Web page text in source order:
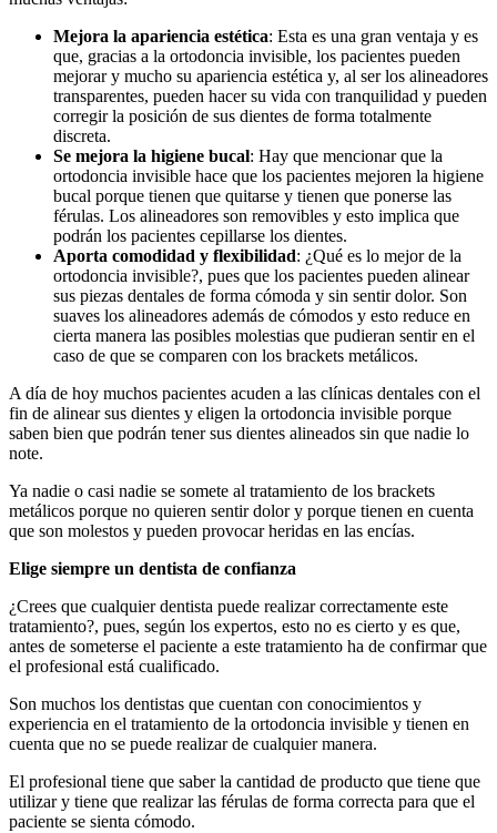
Mejora la apariencia estética: Esta es una gran ventaja y es
que, gracias a la ortodoncia invisible, los pacientes pueden
mejorar y mucho su apariencia estética y, al ser los alineadores
transparentes, pueden hacer su vida con tranquilidad y pueden
corregir la posición de sus dientes de forma totalmente
discreta.
Se mejora la higiene bucal: Hay que mencionar que la
ortodoncia invisible hace que los pacientes mejoren la higiene
bucal porque tienen que quitarse y tienen que ponerse las
férulas. Los alineadores son removibles y esto implica que
podrán los pacientes cepillarse los dientes.
Aporta comodidad y flexibilidad: ¿Qué es lo mejor de la
ortodoncia invisible?, pues que los pacientes pueden alinear
sus piezas dentales de forma cómoda y sin sentir dolor. Son
suaves los alineadores además de cómodos y esto reduce en
cierta manera las posibles molestias que pudieran sentir en el
caso de que se comparen con los brackets metálicos.
A día de hoy muchos pacientes acuden a las clínicas dentales con el
fin de alinear sus dientes y eligen la ortodoncia invisible porque
saben bien que podrán tener sus dientes alineados sin que nadie lo
note.
Ya nadie o casi nadie se somete al tratamiento de los brackets
metálicos porque no quieren sentir dolor y porque tienen en cuenta
que son molestos y pueden provocar heridas en las encías.
Elige siempre un dentista de confianza
¿Crees que cualquier dentista puede realizar correctamente este
tratamiento?, pues, según los expertos, esto no es cierto y es que,
antes de someterse el paciente a este tratamiento ha de confirmar que
el profesional está cualificado.
Son muchos los dentistas que cuentan con conocimientos y
experiencia en el tratamiento de la ortodoncia invisible y tienen en
cuenta que no se puede realizar de cualquier manera.
El profesional tiene que saber la cantidad de producto que tiene que
utilizar y tiene que realizar las férulas de forma correcta para que el
paciente se sienta cómodo.